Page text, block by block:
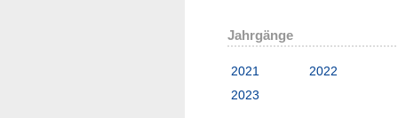
Jahrgänge
2021
2022
2023